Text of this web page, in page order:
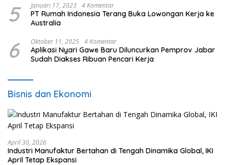
5 Januari 17, 2023 4 Komentar
PT Rumah Indonesia Terang Buka Lowongan Kerja ke
Australia
6 Oktober 11, 2025 4 Komentar
Aplikasi Nyari Gawe Baru Diluncurkan Pemprov Jabar
Sudah Diakses Ribuan Pencari Kerja
Bisnis dan Ekonomi
April 30, 2026
Industri Manufaktur Bertahan di Tengah Dinamika Global, IKI
April Tetap Ekspansi